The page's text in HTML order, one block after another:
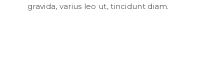
gravida, varius leo ut, tincidunt diam.